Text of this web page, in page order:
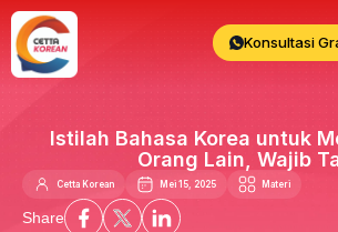
Konsultasi
Istilah Bahasa Korea untuk
Orang Lain, Wajib
Cetta Korean Mei 15, 2025 Materi
Share